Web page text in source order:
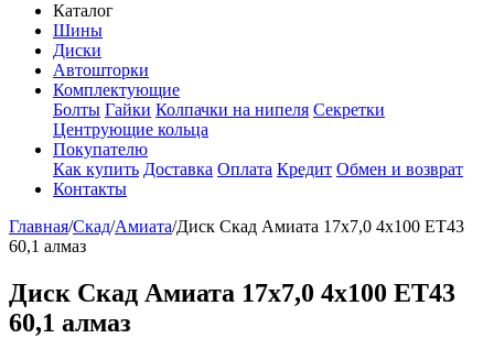
Каталог
Шины
Диски
Автошторки
Комплектующие
Болты Гайки Колпачки на нипеля Секретки
Центрующие кольца
Покупателю
Как купить Доставка Оплата Кредит Обмен и возврат
Контакты
Главная/Скад/Амиата/Диск Скад Амиата 17x7,0 4x100 ET43
60,1 алмаз
Диск Скад Амиата 17x7,0 4x100 ET43
60,1 алмаз